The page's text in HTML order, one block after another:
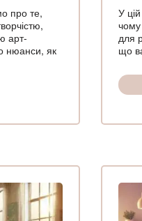
про те,
арт-
нюанси, як
У
чому
для
що